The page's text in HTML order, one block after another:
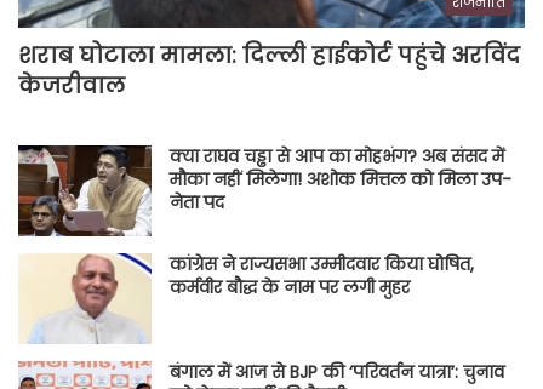
शराब घोटाला मामला: दिल्ली हाईकोर्ट पहुंचे अरविंद
केजरीवाल
क्या राघव चड्ढा से आप का मोहभंग? अब संसद में
मौका नहीं मिलेगा! अशोक मित्तल को मिला उप-
नेता पद
कांग्रेस ने राज्यसभा उम्मीदवार किया घोषित,
कर्मवीर बौद्ध के नाम पर लगी मुहर
बंगाल में आज से BJP की ‘परिवर्तन यात्रा’: चुनाव